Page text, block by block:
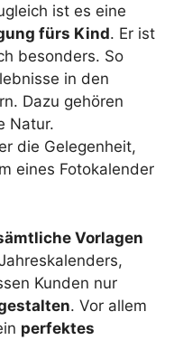
ist es eine
fürs Kind. Er ist
besonders. So
in den
Dazu gehören
Natur.
die Gelegenheit,
eines Fotokalender
Vorlagen
Kunden nur
. Vor allem
perfektes